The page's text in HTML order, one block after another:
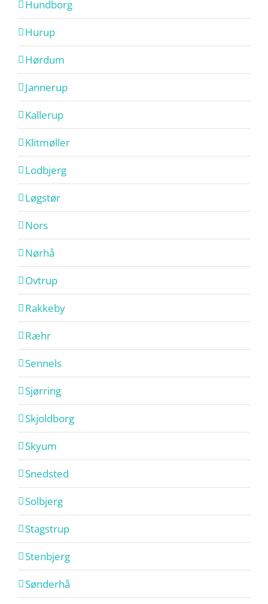
Hundborg
Hurup
Hørdum
Jannerup
Kallerup
Klitmøller
Lodbjerg
Løgstør
Nors
Nørhå
Ovtrup
Rakkeby
Ræhr
Sennels
Sjørring
Skjoldborg
Skyum
Snedsted
Solbjerg
Stagstrup
Stenbjerg
Sønderhå